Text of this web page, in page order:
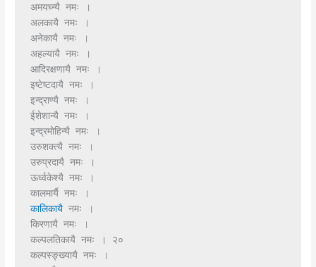
अमयघ्न्यै नमः ।
अलकायै नमः ।
अनेकायै नमः ।
अहल्यायै नमः ।
आदिरक्षणायै नमः ।
इष्टेष्टदायै नमः ।
इन्द्राण्यै नमः ।
ईशेशान्यै नमः ।
इन्द्रमोहिन्यै नमः ।
उरुशक्त्यै नमः ।
उरुप्रदायै नमः ।
ऊर्ध्वकेश्यै नमः ।
कालमार्यै नमः ।
कालिकायै नमः ।
किरणायै नमः ।
कल्पलतिकायै नमः । २०
कल्पस्ङ्ख्यायै नमः ।